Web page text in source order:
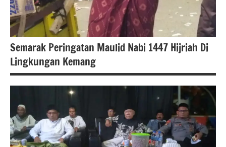
Semarak Peringatan Maulid Nabi 1447 Hijriah Di
Lingkungan Kemang
banten
berita
nasional